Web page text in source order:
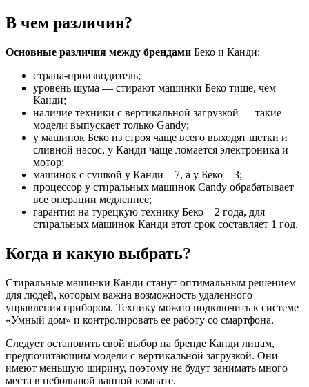
В чем различия?
Основные различия между брендами Беко и Канди:
страна-производитель;
уровень шума — стирают машинки Беко тише, чем
Канди;
наличие техники с вертикальной загрузкой — такие
модели выпускает только Gandy;
у машинок Беко из строя чаще всего выходят щетки и
сливной насос, у Канди чаще ломается электроника и
мотор;
машинок с сушкой у Канди – 7, а у Беко – 3;
процессор у стиральных машинок Candy обрабатывает
все операции медленнее;
гарантия на турецкую технику Беко – 2 года, для
стиральных машинок Канди этот срок составляет 1 год.
Когда и какую выбрать?
Стиральные машинки Канди станут оптимальным решением
для людей, которым важна возможность удаленного
управления прибором. Технику можно подключить к системе
«Умный дом» и контролировать ее работу со смартфона.
Следует остановить свой выбор на бренде Канди лицам,
предпочитающим модели с вертикальной загрузкой. Они
имеют меньшую ширину, поэтому не будут занимать много
места в небольшой ванной комнате.